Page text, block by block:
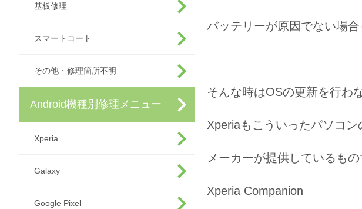
基板修理
スマートコート
その他・修理箇所不明
Android機種別修理メニュー
Xperia
Galaxy
Google Pixel
バッテリーが原因でない場合
そんな時はOSの更新を行わ
Xperiaもこういったパソコン
メーカーが提供しているも
Xperia Companion